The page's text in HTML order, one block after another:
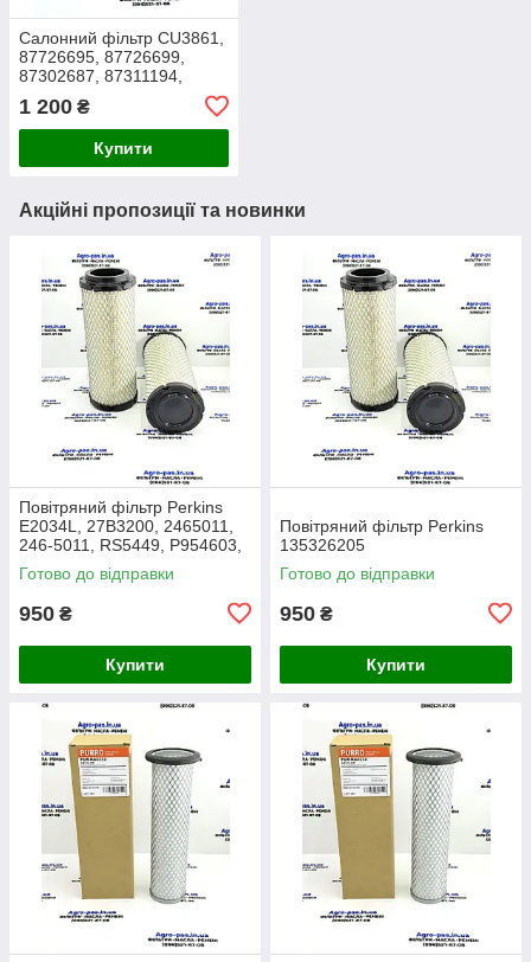
Салонний фільтр CU3861,
87726695, 87726699,
87302687, 87311194,
SC90128, E1968LI, 49699
1 200 ₴
Купити
Акційні пропозиції та новинки
Повітряний фільтр Perkins
E2034L, 27B3200, 2465011,
246-5011, RS5449, P954603,
AF26659, 49205, SA16350,
915-851, 20000-13715
Готово до відправки
950 ₴
Купити
Повітряний фільтр Perkins
135326205
Готово до відправки
950 ₴
Купити